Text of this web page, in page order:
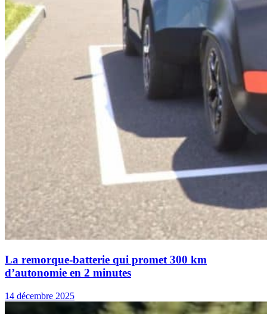
La remorque-batterie qui promet 300 km
d’autonomie en 2 minutes
14 décembre 2025